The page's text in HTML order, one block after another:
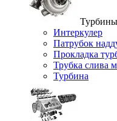
Интеркулер
Патрубок
Прокладка
Трубка слива
Турбина